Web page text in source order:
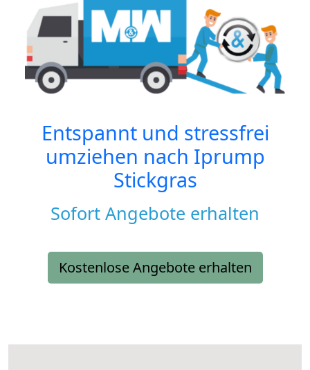
Entspannt und stressfrei
umziehen nach Iprump
Stickgras
Sofort Angebote erhalten
Kostenlose Angebote erhalten